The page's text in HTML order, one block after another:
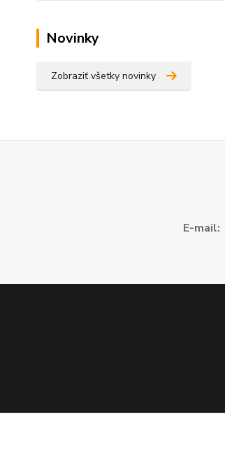
Novinky
Zobraziť všetky novinky
E-mail: